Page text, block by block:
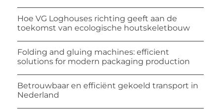
Hoe VG Loghouses richting geeft aan de
toekomst van ecologische houtskeletbouw
Folding and gluing machines: efficient
solutions for modern packaging production
Betrouwbaar en efficiënt gekoeld transport in
Nederland